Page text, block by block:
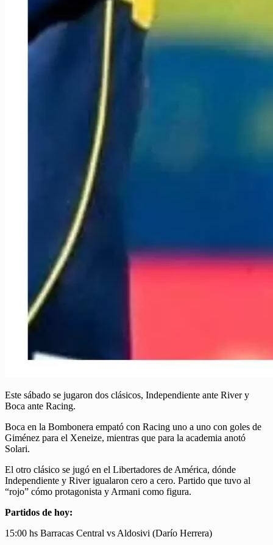
Este sábado se jugaron dos clásicos, Independiente ante River y
Boca ante Racing.
Boca en la Bombonera empató con Racing uno a uno con goles de
Giménez para el Xeneize, mientras que para la academia anotó
Solari.
El otro clásico se jugó en el Libertadores de América, dónde
Independiente y River igualaron cero a cero. Partido que tuvo al
“rojo” cómo protagonista y Armani como figura.
Partidos de hoy:
15:00 hs Barracas Central vs Aldosivi (Darío Herrera)